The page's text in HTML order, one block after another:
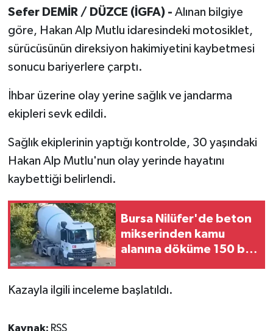
Sefer DEMİR / DÜZCE (İGFA) - Alınan bilgiye
göre, Hakan Alp Mutlu idaresindeki motosiklet,
sürücüsünün direksiyon hakimiyetini kaybetmesi
sonucu bariyerlere çarptı.
İhbar üzerine olay yerine sağlık ve jandarma
ekipleri sevk edildi.
Sağlık ekiplerinin yaptığı kontrolde, 30 yaşındaki
Hakan Alp Mutlu'nun olay yerinde hayatını
kaybettiği belirlendi.
Bursa Nilüfer'de beton
mikserinden kamu
alanına döküme 150 bin
Kazayla ilgili inceleme başlatıldı.
Kaynak: RSS